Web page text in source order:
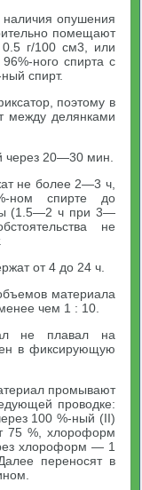
опушения
помещают
г/100 см3, или
ного спирта с
спирт.
поэтому в
между делянками
через 20—30 мин.
не более 2—3 ч,
ном спирте до
(1.5—2 ч при 3—
не
от 4 до 24 ч.
материала
чем 1 : 10.
не плавал на
в фиксирующую
промывают
проводке:
100 %-ный (II)
75 %, хлороформ
хлороформ — 1
переносят в